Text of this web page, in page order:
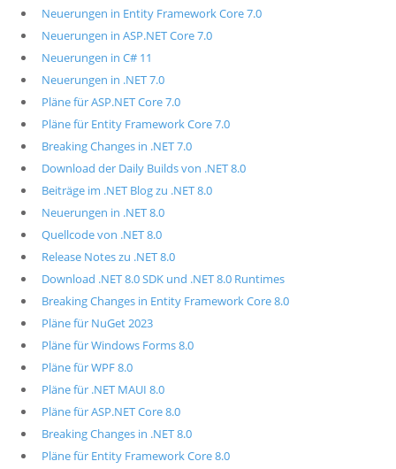
Neuerungen in Entity Framework Core 7.0
Neuerungen in ASP.NET Core 7.0
Neuerungen in C# 11
Neuerungen in .NET 7.0
Pläne für ASP.NET Core 7.0
Pläne für Entity Framework Core 7.0
Breaking Changes in .NET 7.0
Download der Daily Builds von .NET 8.0
Beiträge im .NET Blog zu .NET 8.0
Neuerungen in .NET 8.0
Quellcode von .NET 8.0
Release Notes zu .NET 8.0
Download .NET 8.0 SDK und .NET 8.0 Runtimes
Breaking Changes in Entity Framework Core 8.0
Pläne für NuGet 2023
Pläne für Windows Forms 8.0
Pläne für WPF 8.0
Pläne für .NET MAUI 8.0
Pläne für ASP.NET Core 8.0
Breaking Changes in .NET 8.0
Pläne für Entity Framework Core 8.0